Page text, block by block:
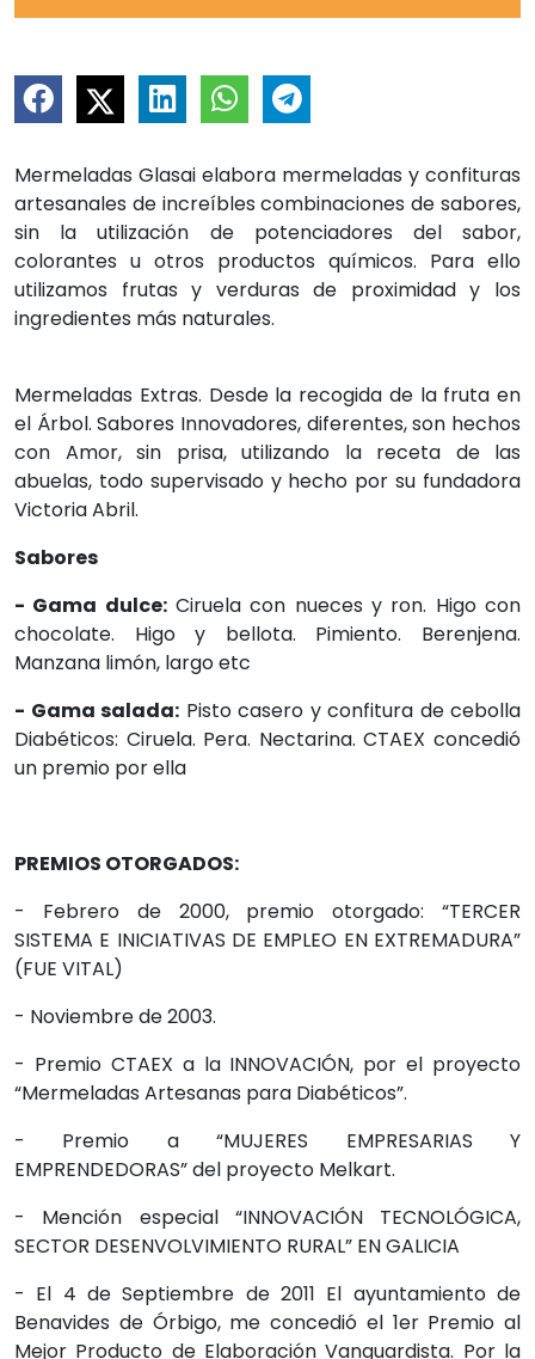
Mermeladas Glasai elabora mermeladas y confituras
artesanales de increíbles combinaciones de sabores,
sin la utilización de potenciadores del sabor,
colorantes u otros productos químicos. Para ello
utilizamos frutas y verduras de proximidad y los
ingredientes más naturales.
Mermeladas Extras. Desde la recogida de la fruta en
el Árbol. Sabores Innovadores, diferentes, son hechos
con Amor, sin prisa, utilizando la receta de las
abuelas, todo supervisado y hecho por su fundadora
Victoria Abril.
Sabores
- Gama dulce:Ciruela con nueces y ron. Higo con
chocolate. Higo y bellota. Pimiento. Berenjena.
Manzana limón, largo etc
- Gama salada: Pisto casero y confitura de cebolla
Diabéticos: Ciruela. Pera. Nectarina. CTAEX concedió
un premio por ella
PREMIOS OTORGADOS:
- Febrero de 2000, premio otorgado: “TERCER
SISTEMA E INICIATIVAS DE EMPLEO EN EXTREMADURA”
(FUE VITAL)
- Noviembre de 2003.
- Premio CTAEX a la INNOVACIÓN, por el proyecto
“Mermeladas Artesanas para Diabéticos”.
- Premio a “MUJERES EMPRESARIAS Y
EMPRENDEDORAS” del proyecto Melkart.
- Mención especial “INNOVACIÓN TECNOLÓGICA,
SECTOR DESENVOLVIMIENTO RURAL” EN GALICIA
- El 4 de Septiembre de 2011 El ayuntamiento de
Benavides de Órbigo, me concedió el 1er Premio al
Mejor Producto de Elaboración Vanguardista. Por la